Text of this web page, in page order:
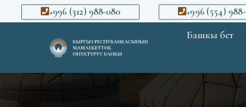
+996 (312) 988-080 +996 (554)
Башкы бет